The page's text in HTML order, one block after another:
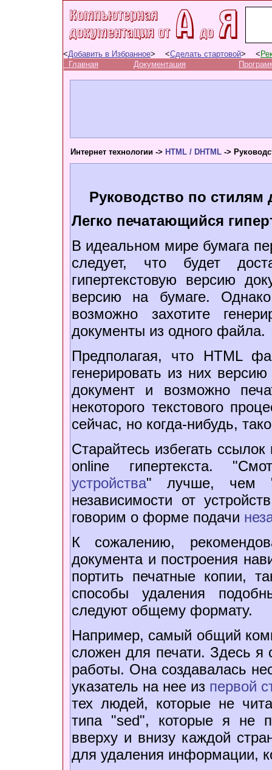
<Добавить в Избранное> <Сделать стартовой> <
Главная
Документация
Интернет технологии -> HTML / DHTML ->
Руководство по стилям
Легко печатающийся
В идеальном мире бумага
следует, что будет
гипертекстовую версию
версию на бумаге.
возможно захотите
документы из одного файла.
Предполагая, что HTML
генерировать из них
документ и возможно
некоторого текстового
сейчас, но когда-нибудь,
Старайтесь избегать
online гипертекста.
устройства" лучше, чем
независимости от
говорим о форме подачи
К сожалению,
документа и построения
портить печатные копии,
способы удаления
следуют общему формату.
Например, самый общий
сложен для печати. Здесь я
работы. Она создавалась
указатель на нее из первой
тех людей, которые не
типа "sed", которые я не
вверху и внизу каждой
для удаления информации,